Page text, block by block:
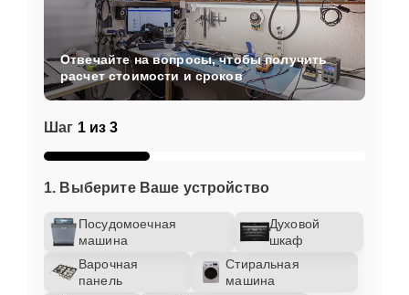
Шаг 1 из 3
1. Выберите Ваше устройство
Посудомоечная
машина
Духовой
шкаф
Варочная
панель
Стиральная
машина
Отвечайте на вопросы, чтобы получить
расчет стоимости и сроков